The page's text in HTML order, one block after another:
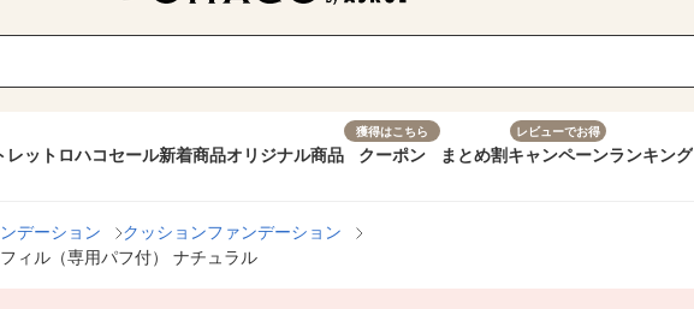
レット ロハコセール新着商品オリジナル商品
獲得はこちら
クーポン まとめ割
レビューでお得
キャンペーンランキング
デーション
クッションファンデーション
ィル（専用パフ付） ナチュラル